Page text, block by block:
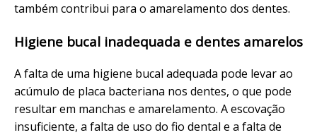
também contribui para o amarelamento dos dentes.
Higiene bucal inadequada e dentes amarelos
A falta de uma higiene bucal adequada pode levar ao
acúmulo de placa bacteriana nos dentes, o que pode
resultar em manchas e amarelamento. A escovação
insuficiente, a falta de uso do fio dental e a falta de